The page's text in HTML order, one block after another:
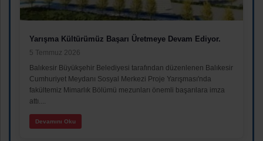
Yarışma Kültürümüz Başarı Üretmeye Devam Ediyor.
5 Temmuz 2026
Balıkesir Büyükşehir Belediyesi tarafından düzenlenen Balıkesir
Cumhuriyet Meydanı Sosyal Merkezi Proje Yarışması'nda
fakültemiz Mimarlık Bölümü mezunları önemli başarılara imza
attı....
Devamını Oku